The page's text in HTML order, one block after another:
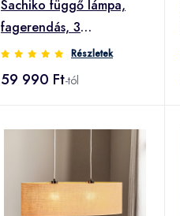
Sachiko függő lámpa,
fagerendás, 3
textilbúrávalRészletek
59 990 Ft-tól